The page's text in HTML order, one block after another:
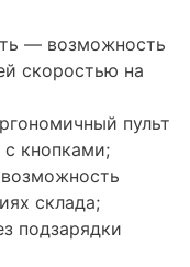
— возможность
скоростью на
пульт
с кнопками;
склада;
подзарядки